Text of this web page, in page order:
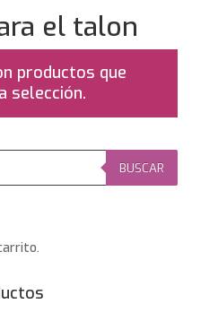
el talon
productos que
selección.
BUSCAR